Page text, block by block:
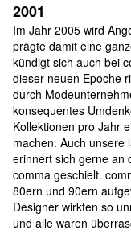
2001
Im Jahr 2005 wird
prägte damit eine
kündigt sich auch bei
dieser neuen Epoche
durch
konsequentes
Kollektionen pro Jahr
machen. Auch unsere
erinnert sich gerne an
comma geschielt.
80ern und 90ern
Designer wirkten so
und alle waren